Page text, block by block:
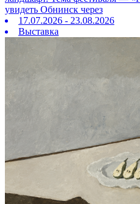
увидеть Обнинск через
17.07.2026 - 23.08.2026
Выставка